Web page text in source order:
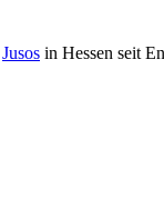
Jusos in Hessen seit